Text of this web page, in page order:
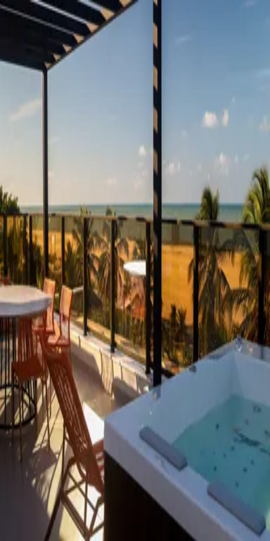
Investidor
01 / Acesso restrito
Resultado líquido real, não promessa
pico.
comunicados oficiais da gestora — em um único portal seguro.
Liiv · acesso restrito · suporte: investidores@liiv.com.br
Recuperar senha
Informe o e-mail da sua conta. Se ele estiver cadastrado, você
receberá um link para redefinir sua senha.
E-mail
Enviar link de recuperação
← Voltar para o login